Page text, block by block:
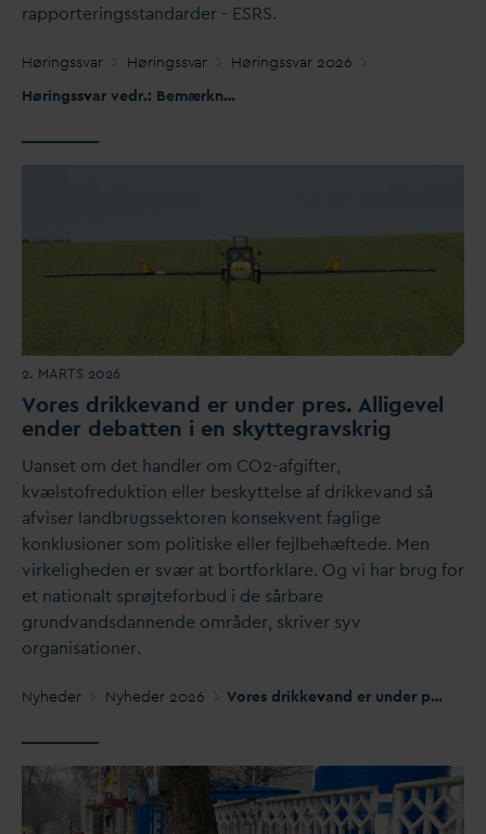
rapporteringsstandarder - ESRS.
Høringssvar Høringssvar Høringssvar 2026
Høringssvar vedr.: Bemærkninger til Kommissionens VSME-henstilling og EFRAGS udkast til reviderede bæredygtigheds-rapporteringsstan
2. MARTS 2026
Vores drikkevand er under pres. Alligevel
ender debatten i en skyttegravskrig
Uanset om det handler om CO2-afgifter,
kvælstofreduktion eller beskyttelse af drikkevand så
afviser landbrugssektoren konsekvent faglige
konklusioner som politiske eller fejlbehæftede. Men
virkeligheden er svær at bortforklare. Og vi har brug for
et nationalt sprøjteforbud i de sårbare
grundvandsdannende områder, skriver syv
organisationer.
Nyheder Nyheder 2026 Vores drikkevand er under pres. Alligevel ender debatten i en skyttegravskrig